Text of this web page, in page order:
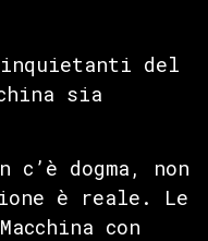
del
sia
dogma, non
è reale. Le
con